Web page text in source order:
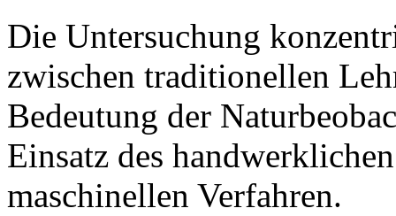
Die Untersuchung
zwischen traditionellen
Bedeutung der
Einsatz des
maschinellen Verfahren.